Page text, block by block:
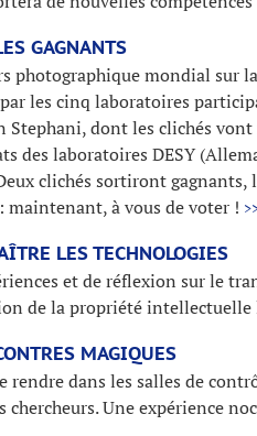
GAGNANTS
photographique mondial sur
les cinq laboratoires
Stephani, dont les clichés
des laboratoires DESY
clichés sortiront
à vous de voter !
LES TECHNOLOGIES
et de réflexion sur le
de la propriété intellectuelle
MAGIQUES
rendre dans les salles de
Une expérience